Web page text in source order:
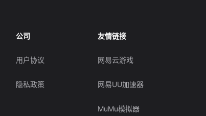
公司
用户协议
隐私政策
友情链接
网易云游戏
网易UU加速器
MuMu模拟器